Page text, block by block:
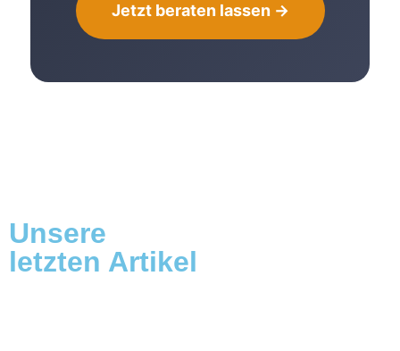
Jetzt beraten lassen →
Unsere
letzten Artikel